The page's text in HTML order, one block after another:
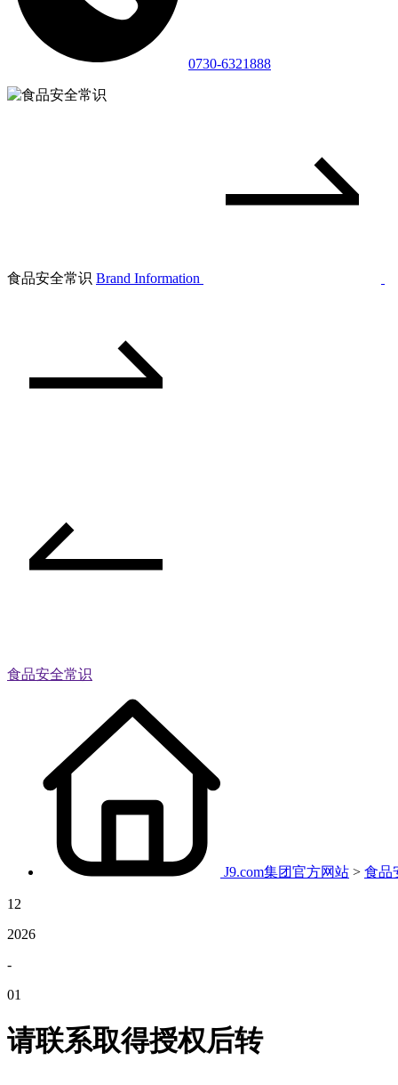
0730-6321888
食品安全常识 Brand Information
食品安全常识
J9.com集团官方网站 > 食品
12
2026
-
01
请联系取得授权后转